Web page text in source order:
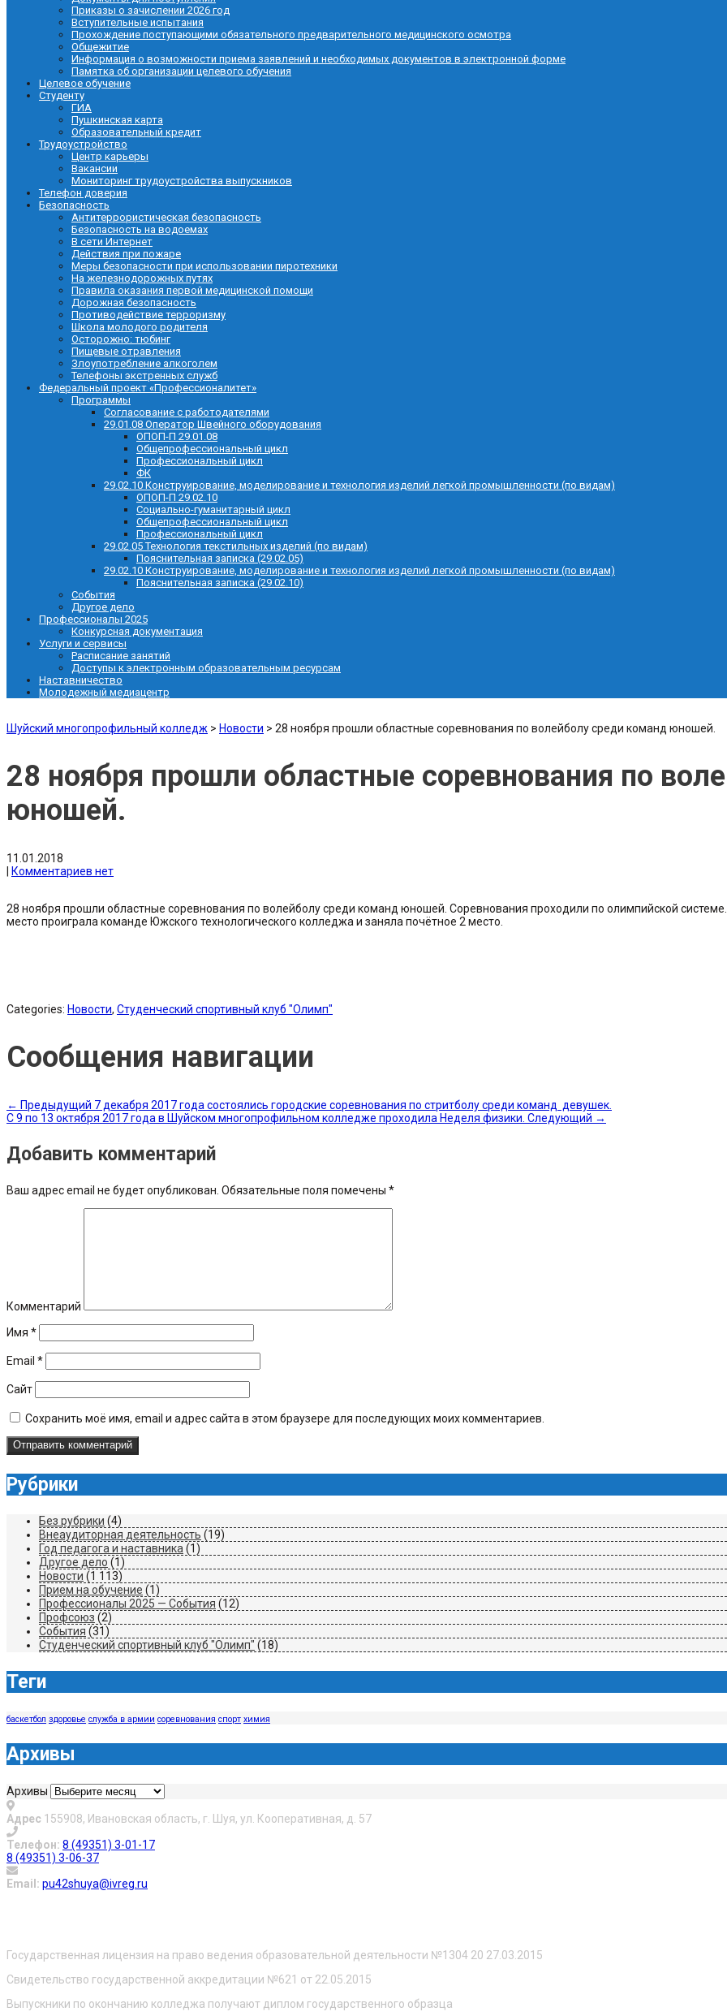
Приказы о зачислении 2026 год
Вступительные испытания
Прохождение поступающими обязательного предварительного медицинского осмотра
Общежитие
Информация о возможности приема заявлений и необходимых документов в электронной форме
Памятка об организации целевого обучения
Целевое обучение
Студенту
ГИА
Пушкинская карта
Образовательный кредит
Трудоустройство
Центр карьеры
Вакансии
Мониторинг трудоустройства выпускников
Телефон доверия
Безопасность
Антитеррористическая безопасность
Безопасность на водоемах
В сети Интернет
Действия при пожаре
Меры безопасности при использовании пиротехники
На железнодорожных путях
Правила оказания первой медицинской помощи
Дорожная безопасность
Противодействие терроризму
Школа молодого родителя
Осторожно: тюбинг
Пищевые отравления
Злоупотребление алкоголем
Телефоны экстренных служб
Федеральный проект «Профессионалитет»
Программы
Согласование с работодателями
29.01.08 Оператор Швейного оборудования
ОПОП-П 29.01.08
Общепрофессиональный цикл
Профессиональный цикл
ФК
29.02.10 Конструирование, моделирование и технология изделий легкой промышленности (по видам)
ОПОП-П 29.02.10
Социально-гуманитарный цикл
Общепрофессиональный цикл
Профессиональный цикл
29.02.05 Технология текстильных изделий (по видам)
Пояснительная записка (29.02.05)
29.02.10 Конструирование, моделирование и технология изделий легкой промышленности (по видам)
Пояснительная записка (29.02.10)
События
Другое дело
Профессионалы 2025
Конкурсная документация
Услуги и сервисы
Расписание занятий
Доступы к электронным образовательным ресурсам
Наставничество
Молодежный медиацентр
Шуйский многопрофильный колледж > Новости > 28 ноября прошли областные соревнования по волейболу среди команд юношей.
28 ноября прошли областные соревнования по
юношей.
11.01.2018
Комментариев нет
28 ноября прошли областные соревнования по волейболу среди команд юношей. Соревнования проходили по олимпийской
место проиграла команде Южского технологического колледжа и заняла почётное 2 место.
Categories: Новости, Студенческий спортивный клуб "Олимп"
Сообщения навигации
← Предыдущий 7 декабря 2017 года состоялись городские соревнования по стритболу среди команд девушек.
С 9 по 13 октября 2017 года в Шуйском многопрофильном колледже проходила Неделя физики. Следующий →
Добавить комментарий
Ваш адрес email не будет опубликован. Обязательные поля помечены *
Комментарий
Имя *
Email *
Сайт
Сохранить моё имя, email и адрес сайта в этом браузере для последующих моих комментариев.
Рубрики
Без рубрики (4)
Внеаудиторная деятельность (19)
Год педагога и наставника (1)
Другое дело (1)
Новости (1 113)
Прием на обучение (1)
Профессионалы 2025 — События (12)
Профсоюз (2)
События (31)
Студенческий спортивный клуб "Олимп" (18)
Теги
баскетбол здоровье служба в армии соревнования спорт химия
Архивы
Архивы
Адрес 155908, Ивановская область, г. Шуя, ул. Кооперативная, д. 57
Телефон: 8 (49351) 3-01-17
8 (49351) 3-06-37
Email: pu42shuya@ivreg.ru
Государственная лицензия на право ведения образовательной деятельности №1304 20 27.03.2015
Свидетельство государственной аккредитации №621 от 22.05.2015
Выпускники по окончанию колледжа получают диплом государственного образца